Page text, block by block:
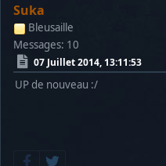
Suka
Bleusaille
Messages: 10
07 Juillet 2014, 13:11:53
UP de nouveau :/